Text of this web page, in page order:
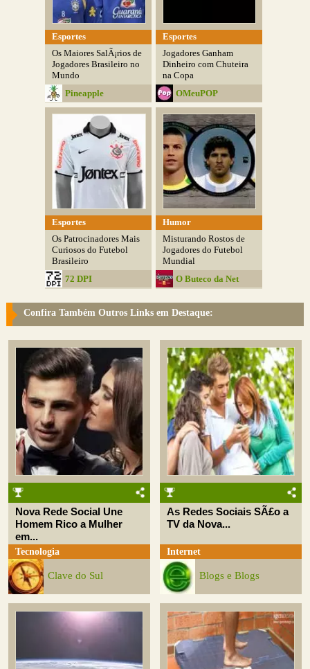
Esportes
Os Maiores SalÃ¡rios de
Jogadores Brasileiro no
Mundo
Pineapple
Rollercoaster
Esportes
Jogadores Ganham
Dinheiro com Chuteira
na Copa
OMeuPOP
Esportes
Os Patrocinadores Mais
Curiosos do Futebol
Brasileiro
72 DPI
Humor
Misturando Rostos de
Jogadores do Futebol
Mundial
O Buteco da Net
Confira Também Outros Links em Destaque:
Nova Rede Social Une
Homem Rico a Mulher
em...
Tecnologia
Clave do Sul
As Redes Sociais SÃ£o a
TV da Nova...
Internet
Blogs e Blogs